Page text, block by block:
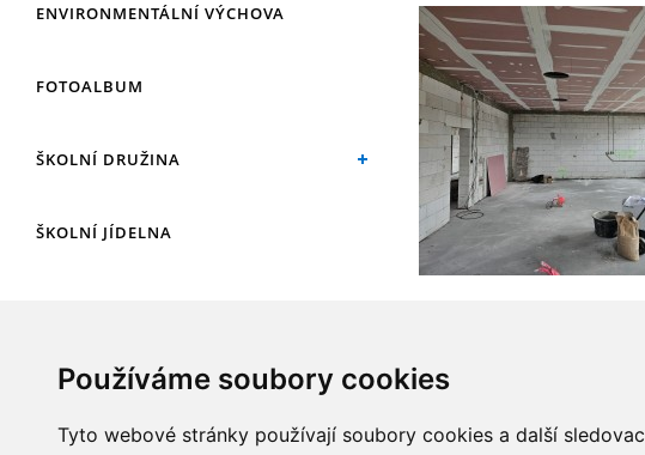
Používáme soubory cookies
Tyto webové stránky používají soubory cookies a další
ENVIRONMENTÁLNÍ VÝCHOVA
FOTOALBUM
ŠKOLNÍ DRUŽINA
ŠKOLNÍ JÍDELNA
KROUŽKY